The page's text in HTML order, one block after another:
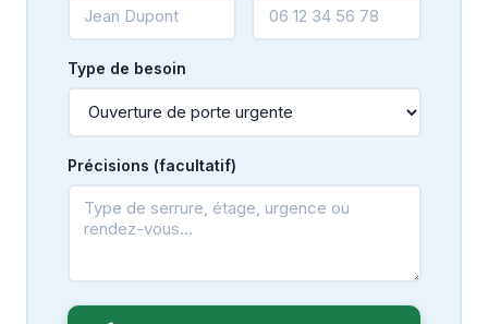
Type de besoin
Précisions (facultatif)